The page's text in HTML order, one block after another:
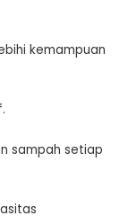
kemampuan
sampah setiap